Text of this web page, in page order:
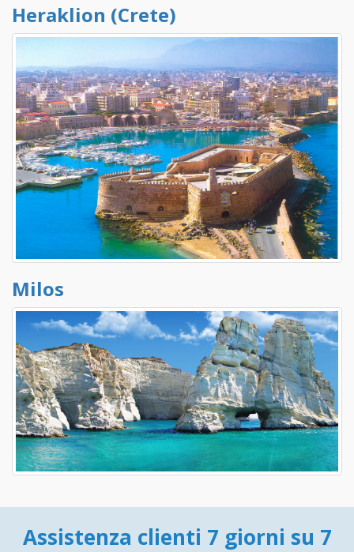
Heraklion (Crete)
Milos
Assistenza clienti 7 giorni su 7